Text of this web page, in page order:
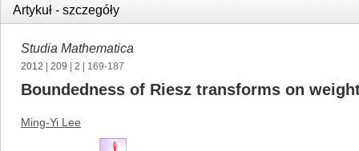
Artykuł - szczegóły
Studia Mathematica
2012 209 2 | 169-187
Boundedness of Riesz transforms on
Ming-Yi Lee